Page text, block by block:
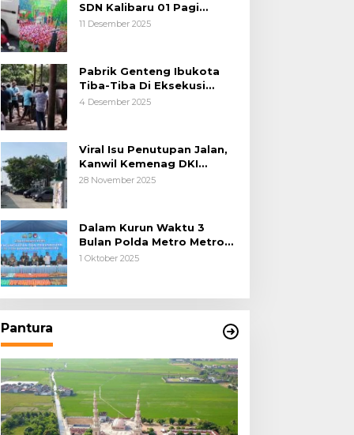
SDN Kalibaru 01 Pagi
Cilincing Jakarta Utara
11 Desember 2025
Pabrik Genteng Ibukota
Tiba-Tiba Di Eksekusi
Jurusita Pengadilan Negeri
4 Desember 2025
Viral Isu Penutupan Jalan,
Kanwil Kemenag DKI
Jakarta Luruskan Fakta
28 November 2025
Dalam Kurun Waktu 3
Bulan Polda Metro Metro
Ungkap 1,14 Ton Narkoba
1 Oktober 2025
Pantura